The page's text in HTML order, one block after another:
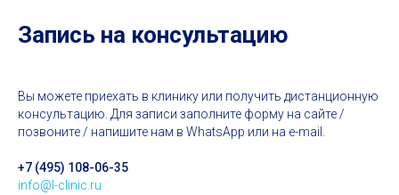
Запись на консультацию
Вы можете приехать в клинику или получить дистанционную
консультацию. Для записи заполните форму на сайте /
позвоните / напишите нам в WhatsApp или на e-mail.
+7 (495) 108-06-35
info@l-clinic.ru